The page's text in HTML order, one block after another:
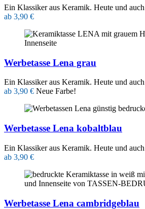
Ein Klassiker aus Keramik. Heute und
ab 3,90 €
Werbetasse Lena grau
Ein Klassiker aus Keramik. Heute und
ab 3,90 € Neue Farbe!
Werbetasse Lena kobaltblau
Ein Klassiker aus Keramik. Heute und
ab 3,90 €
Werbetasse Lena cambridgeblau